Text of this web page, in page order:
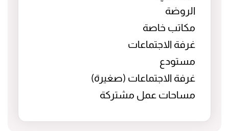
الروضة
مكاتب خاصة
غرفة الاجتماعات
مستودع
غرفة الاجتماعات (صغيرة)
مساحات عمل مشتركة